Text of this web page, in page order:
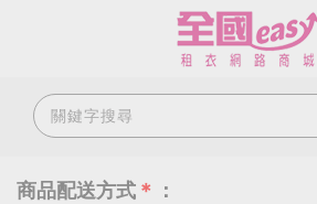
商品配送方式 ＊ ：